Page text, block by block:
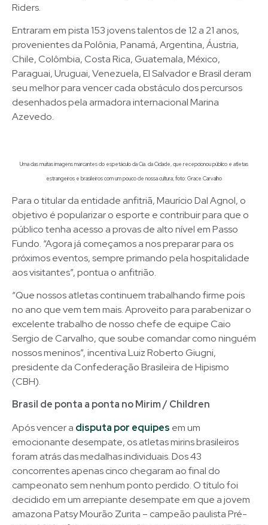
Riders.
Entraram em pista 153 jovens talentos de 12 a 21 anos,
provenientes da Polônia, Panamá, Argentina, Áustria,
Chile, Colômbia, Costa Rica, Guatemala, México,
Paraguai, Uruguai, Venezuela, El Salvador e Brasil deram
seu melhor para vencer cada obstáculo dos percursos
desenhados pela armadora internacional Marina
Azevedo.
Uma das muitas imagens marcantes do espetáculo da Cia. da Cidade, que recepcionou público e atletas
estrangeiros e brasileiros com um pouco de nossa cultura; foto: Grace Carvalho
Para o titular da entidade anfitriã, Maurício Dal Agnol, o
objetivo é popularizar o esporte e contribuir para que o
público tenha acesso a provas de alto nível em Passo
Fundo. “Agora já começamos a nos preparar para os
próximos eventos, sempre primando pela hospitalidade
aos visitantes”, pontua o anfitrião.
“Que nossos atletas continuem trabalhando firme pois
no ano que vem tem mais. Aproveito para parabenizar o
excelente trabalho de nosso chefe de equipe Caio
Sergio de Carvalho, que soube comandar como ninguém
nossos meninos”, incentiva Luiz Roberto Giugni,
presidente da Confederação Brasileira de Hipismo
(CBH).
Brasil de ponta a ponta no Mirim / Children
Após vencer a disputa por equipes em um
emocionante desempate, os atletas mirins brasileiros
foram atrás das medalhas individuais. Dos 43
concorrentes apenas cinco chegaram ao final do
campeonato sem nenhum ponto perdido. O título foi
decidido em um arrepiante desempate em que a jovem
amazona Patsy Mourão Zurita – campeão paulista Pré-